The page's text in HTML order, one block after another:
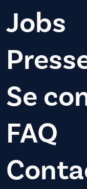
Jobs
Se
FAQ